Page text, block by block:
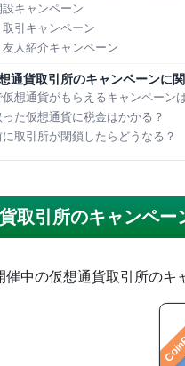
設キャンペーン
取引キャンペーン
人紹介キャンペーン
通貨取引所のキャンペーンに
想通貨がもらえるキャンペーン
た仮想通貨に税金はかかる？
取引所が閉鎖したらどうなる？
取引所のキャンペー
催中の仮想通貨取引所のキ